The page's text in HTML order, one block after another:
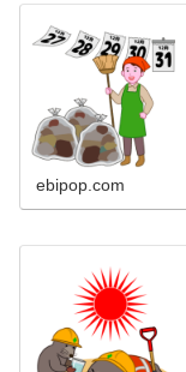
ebipop.com